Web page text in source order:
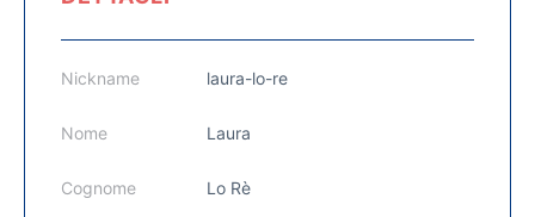
Nickname laura-lo-re
Nome Laura
Cognome Lo Rè